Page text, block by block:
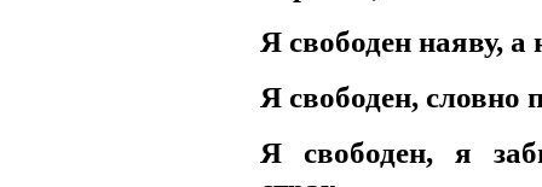
Я свободен наяву, а
Я свободен, словно
Я свободен, я